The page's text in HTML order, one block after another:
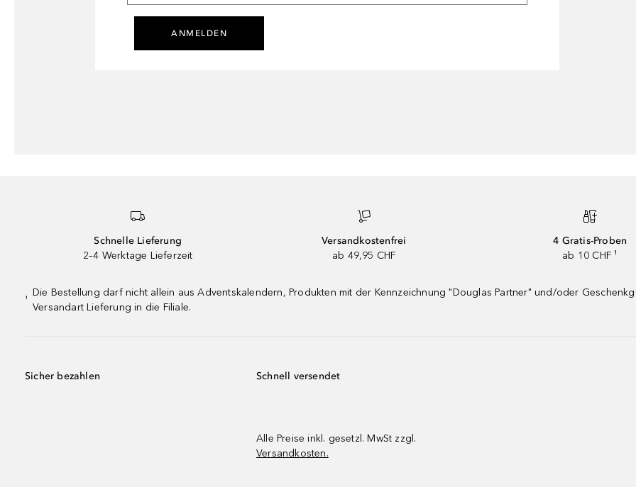
ANMELDEN
Schnelle Lieferung
2–4 Werktage Lieferzeit
Versandkostenfrei
ab 49,95 CHF
4 Gratis-Proben
ab 10 CHF ¹
¹
Die Bestellung darf nicht allein aus Adventskalendern, Produkten mit der Kennzeichnung "Douglas Partner" und/oder
Versandart Lieferung in die Filiale.
Sicher bezahlen Schnell versendet
Alle Preise inkl. gesetzl. MwSt zzgl.
Versandkosten.